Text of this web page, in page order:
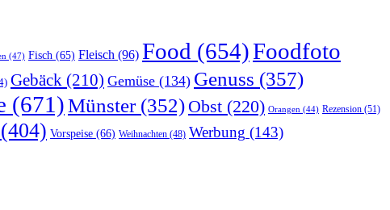
(47) Fisch (65) Fleisch (96) Food (654)Foodfoto
Gebäck (210) Gemüse (134) Genuss (357)
(671)Münster(352) Obst (220) Orangen (44) Rezension (51)
(404) Vorspeise (66) Weihnachten (48) Werbung (143)